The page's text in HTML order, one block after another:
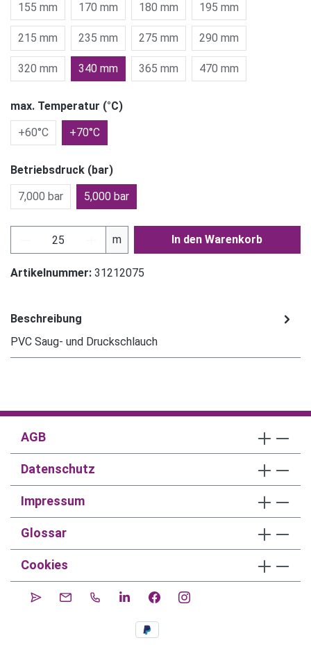
155 mm 170 mm 180 mm 195 mm
215 mm 235 mm 275 mm 290 mm
320 mm 340 mm 365 mm 470 mm
max. Temperatur (°C)
+60°C
+70°C
Betriebsdruck (bar)
7,000 bar
5,000 bar
Produkt Anzahl: Gib den gewünschten Wert
m In den Warenkorb
Artikelnummer: 31212075
Beschreibung
PVC Saug- und Druckschlauch
AGB
Datenschutz
Impressum
Glossar
Cookies